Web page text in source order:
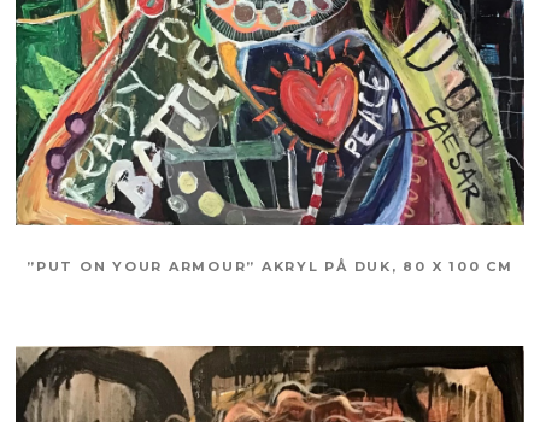
”PUT ON YOUR ARMOUR” AKRYL PÅ DUK, 80 X 100 CM